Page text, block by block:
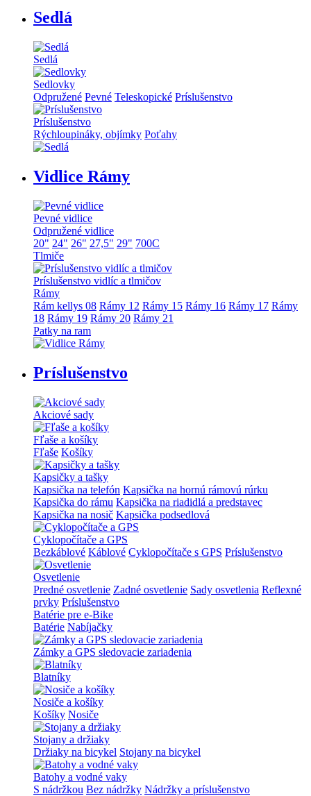
Sedlá
Sedlá
Sedlovky
Odpružené Pevné Teleskopické Príslušenstvo
Príslušenstvo
Rýchloupináky, objímky Poťahy
Vidlice Rámy
Pevné vidlice
Odpružené vidlice
20" 24" 26" 27,5" 29" 700C
Tlmiče
Príslušenstvo vidlíc a tlmičov
Rámy
Rám kellys 08 Rámy 12 Rámy 15 Rámy 16 Rámy 17 Rámy
18 Rámy 19 Rámy 20 Rámy 21
Patky na ram
Príslušenstvo
Akciové sady
Fľaše a košíky
Fľaše Košíky
Kapsičky a tašky
Kapsička na telefón Kapsička na hornú rámovú rúrku
Kapsička do rámu Kapsička na riadidlá a predstavec
Kapsička na nosič Kapsička podsedlová
Cyklopočítače a GPS
Bezkáblové Káblové Cyklopočítače s GPS Príslušenstvo
Osvetlenie
Predné osvetlenie Zadné osvetlenie Sady osvetlenia Reflexné
prvky Príslušenstvo
Batérie pre e-Bike
Batérie Nabíjačky
Zámky a GPS sledovacie zariadenia
Blatníky
Nosiče a košíky
Košíky Nosiče
Stojany a držiaky
Držiaky na bicykel Stojany na bicykel
Batohy a vodné vaky
S nádržkou Bez nádržky Nádržky a príslušenstvo